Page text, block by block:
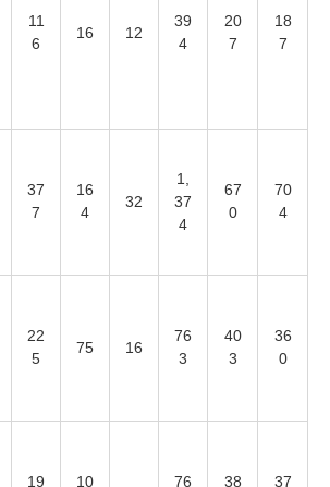
11
6
16 12
39
4
20
7
18
7
37
7
16
4
32
1,
37
4
67
0
70
4
22
5
75 16
76
3
40
3
36
0
19
10
76
38
37